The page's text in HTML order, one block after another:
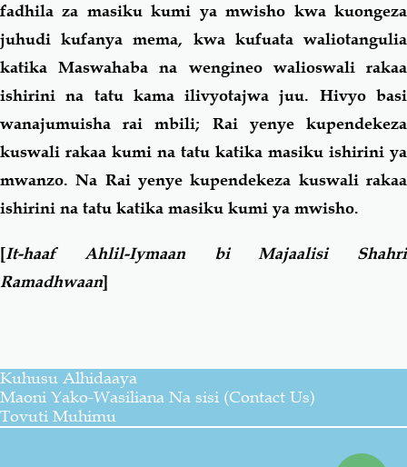
fadhila za masiku kumi ya mwisho kwa kuongeza
juhudi kufanya mema, kwa kufuata waliotangulia
katika Maswahaba na wengineo walioswali rakaa
ishirini na tatu kama ilivyotajwa juu. Hivyo basi
wanajumuisha rai mbili; Rai yenye kupendekeza
kuswali rakaa kumi na tatu katika masiku ishirini ya
mwanzo. Na Rai yenye kupendekeza kuswali rakaa
ishirini na tatu katika masiku kumi ya mwisho.
[It-haaf Ahlil-Iymaan bi Majaalisi Shahri
Ramadhwaan]
Kuhusu Alhidaaya
Maoni Yako-Wasiliana Na sisi (Contact Us)
Tovuti Muhimu